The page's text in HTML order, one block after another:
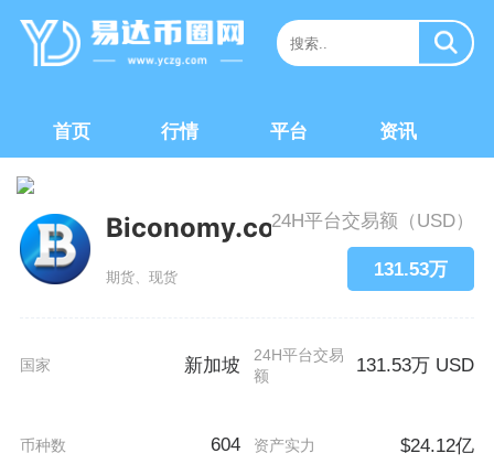
首页 行情 平台 资讯
Biconomy.com
期货、现货
24H平台交易额（USD）
131.53万
国家 新加坡
24H平台交易
额
131.53万 USD
币种数 604 资产实力 $24.12亿